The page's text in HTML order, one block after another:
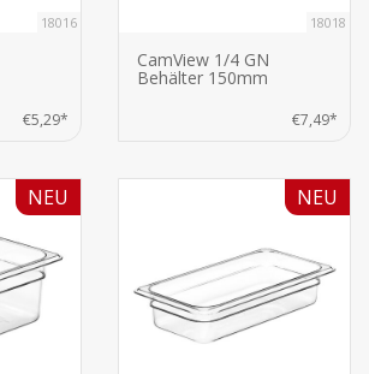
18016
€5,29*
18018
CamView 1/4 GN
Behälter 150mm
€7,49*
NEU NEU